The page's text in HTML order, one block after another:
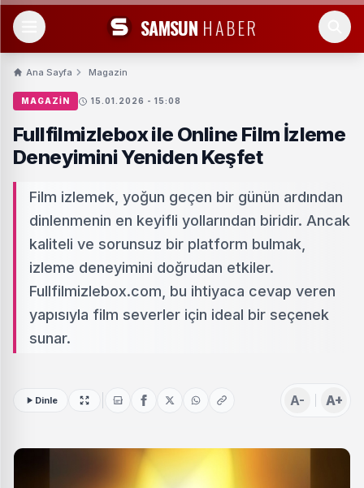
SAMSUN HABER
Ana Sayfa Magazin
MAGAZIN 15.01.2026 - 15:08
Fullfilmizlebox ile Online Film İzleme
Deneyimini Yeniden Keşfet
Film izlemek, yoğun geçen bir günün ardından
dinlenmenin en keyifli yollarından biridir. Ancak
kaliteli ve sorunsuz bir platform bulmak,
izleme deneyimini doğrudan etkiler.
Fullfilmizlebox.com, bu ihtiyaca cevap veren
yapısıyla film severler için ideal bir seçenek
sunar.
Dinle A- A+